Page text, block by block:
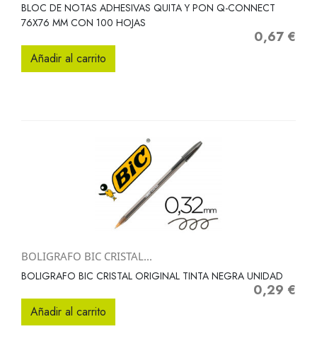
BLOC DE NOTAS ADHESIVAS QUITA Y PON Q-CONNECT
76X76 MM CON 100 HOJAS
Precio
0,67 €
Añadir al carrito
BOLIGRAFO BIC CRISTAL...
BOLIGRAFO BIC CRISTAL ORIGINAL TINTA NEGRA UNIDAD
Precio
0,29 €
Añadir al carrito